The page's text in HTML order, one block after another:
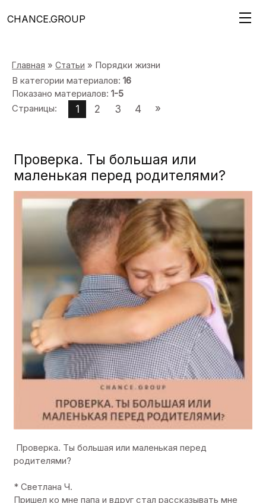
CHANCE.GROUP
Главная » Статьи » Порядки жизни
В категории материалов: 16
Показано материалов: 1-5
Страницы: 1 2 3 4 »
Проверка. Ты большая или
маленькая перед родителями?
Проверка. Ты большая или маленькая перед
родителями?
* Светлана Ч.
Пришел ко мне папа и вдруг стал рассказывать мне